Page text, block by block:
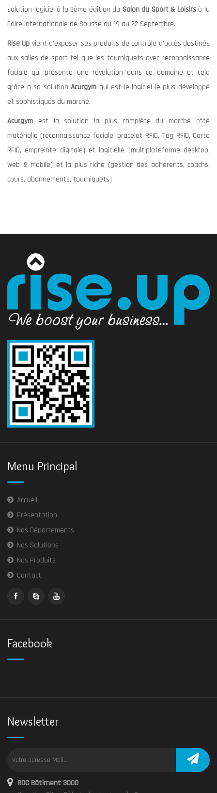
solution logiciel à la 2ème édition du Salon du Sport & Loisirsà la
Foire Internationale de Sousse du 19 au 22 Septembre.
Rise Up vient d’exposer ses produits de contrôle d’accès destinés
aux salles de sport tel que les tourniquets avec reconnaissance
faciale qui présente une révolution dans ce domaine et cela
grâce à sa solutionAcurgym qui est le logiciel le plus développé
et sophistiqués du marché.
Acurgym est la solution la plus complète du marché côté
matérielle (reconnaissance faciale, bracelet RFID, Tag RFID, Carte
RFID, empreinte digitale) et logicielle (multiplateforme desktop,
web & mobile) et la plus riche (gestion des adhérents, coachs,
cours, abonnements, tourniquets)
Menu Principal
Accueil
Présentation
Nos Départements
Nos Solutions
Nos Produits
Contact
Facebook
Newsletter
RDC Bâtiment 3000